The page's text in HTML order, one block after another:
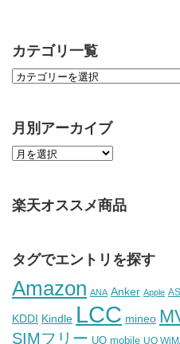
カテゴリ一覧
月別アーカイブ
楽天オススメ商品
タグでエントリを探す
Amazon ANA Anker Apple
KDDI Kindle LCC mineo
SIMフリー UQ mobile UQ